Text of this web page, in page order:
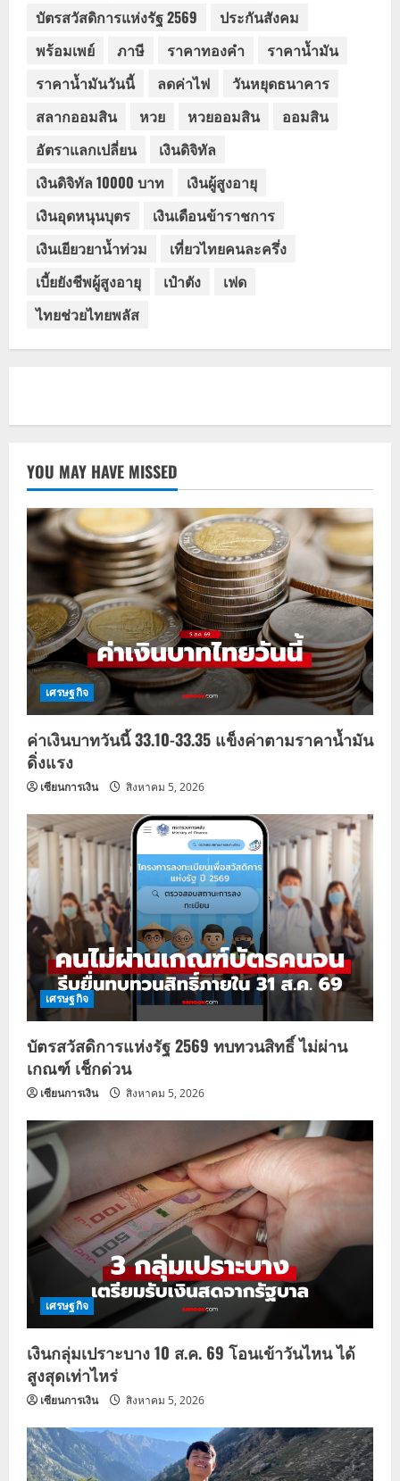
บัตรสวัสดิการแห่งรัฐ 2569
ประกันสังคม
พร้อมเพย์
ภาษี ราคาทองคำ
ราคาน้ำมัน
ราคาน้ำมันวันนี้
ลดค่าไฟ
วันหยุดธนาคาร
สลากออมสิน
หวย หวยออมสิน
ออมสิน
อัตราแลกเปลี่ยน
เงินดิจิทัล
เงินดิจิทัล 10000 บาท
เงินผู้สูงอายุ
เงินอุดหนุนบุตร
เงินเดือนข้าราชการ
เงินเยียวยาน้ำท่วม
เที่ยวไทยคนละครึ่ง
เบี้ยยังชีพผู้สูงอายุ
เป๋าตัง
เฟด
ไทยช่วยไทยพลัส
YOU MAY HAVE MISSED
เศรษฐกิจ
ค่าเงินบาทวันนี้ 33.10-33.35 แข็งค่าตามราคาน้ำมัน
ดิ่งแรง
เซียนการเงิน สิงหาคม 5, 2026
เศรษฐกิจ
บัตรสวัสดิการแห่งรัฐ 2569 ทบทวนสิทธิ์ ไม่ผ่าน
เกณฑ์ เช็กด่วน
เซียนการเงิน สิงหาคม 5, 2026
เศรษฐกิจ
เงินกลุ่มเปราะบาง 10 ส.ค. 69 โอนเข้าวันไหน ได้
สูงสุดเท่าไหร่
เซียนการเงิน สิงหาคม 5, 2026